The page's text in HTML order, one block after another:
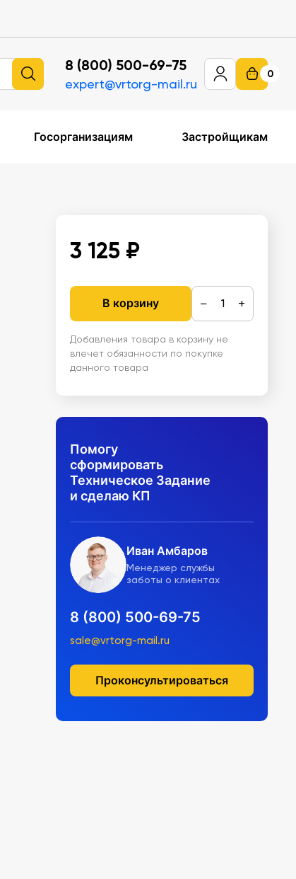
8 (800) 500-69-75
expert@vrtorg-mail.ru
0
Госорганизациям Застройщикам
3 125 ₽
В корзину − +
Добавления товара в корзину не
влечет обязанности по покупке
данного товара
Помогу
сформировать
Техническое Задание
и сделаю КП
Иван Амбаров
Менеджер службы
заботы о клиентах
8 (800) 500-69-75
sale@vrtorg-mail.ru
Проконсультироваться